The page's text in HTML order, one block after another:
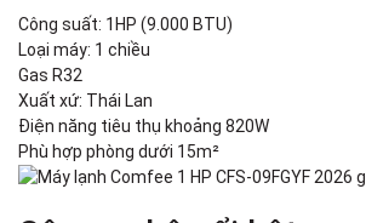
Công suất: 1HP (9.000 BTU)
Loại máy: 1 chiều
Gas R32
Xuất xứ: Thái Lan
Điện năng tiêu thụ khoảng 820W
Phù hợp phòng dưới 15m²